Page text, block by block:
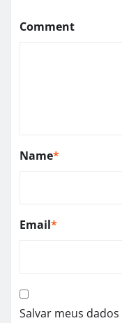
Comment
Name*
Email*
Salvar meus